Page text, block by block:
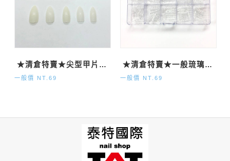
★清倉特賣★尖型甲片-自然500P
一般價 NT.69
★清倉特賣★一般琉璃甲片120P
一般價 NT.69